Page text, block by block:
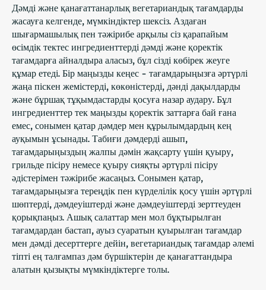
Дәмді және қанағаттанарлық вегетариандық тағамдарды
жасауға келгенде, мүмкіндіктер шексіз. Аздаған
шығармашылық пен тәжірибе арқылы сіз қарапайым
өсімдік тектес ингредиенттерді дәмді және қоректік
тағамдарға айналдыра аласыз, бұл сізді көбірек жеуге
құмар етеді. Бір маңызды кеңес - тағамдарыңызға әртүрлі
жаңа піскен жемістерді, көкөністерді, дәнді дақылдарды
және бұршақ тұқымдастарды қосуға назар аудару. Бұл
ингредиенттер тек маңызды қоректік заттарға бай ғана
емес, сонымен қатар дәмдер мен құрылымдардың кең
ауқымын ұсынады. Табиғи дәмдерді ашып,
тағамдарыңыздың жалпы дәмін жақсарту үшін қуыру,
грильде пісіру немесе қуыру сияқты әртүрлі пісіру
әдістерімен тәжірибе жасаңыз. Сонымен қатар,
тағамдарыңызға тереңдік пен күрделілік қосу үшін әртүрлі
шөптерді, дәмдеуіштерді және дәмдеуіштерді зерттеуден
қорықпаңыз. Ашық салаттар мен мол бұқтырылған
тағамдардан бастап, ауыз суаратын қуырылған тағамдар
мен дәмді десерттерге дейін, вегетариандық тағамдар әлемі
тіпті ең талғампаз дәм бүршіктерін де қанағаттандыра
алатын қызықты мүмкіндіктерге толы.